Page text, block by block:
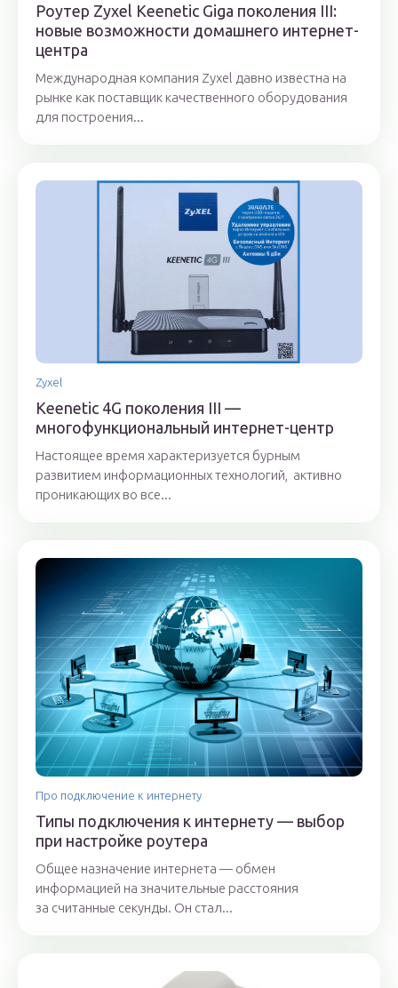
Роутер Zyxel Keenetic Giga поколения III:
новые возможности домашнего интернет-
центра
Международная компания Zyxel давно известна на
рынке как поставщик качественного оборудования
для построения...
Zyxel
Keenetic 4G поколения III —
многофункциональный интернет-центр
Настоящее время характеризуется бурным
развитием информационных технологий, активно
проникающих во все...
Про подключение к интернету
Типы подключения к интернету — выбор
при настройке роутера
Общее назначение интернета — обмен
информацией на значительные расстояния
за считанные секунды. Он стал...